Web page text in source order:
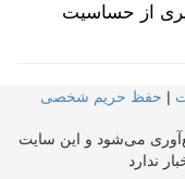
از حساسیت
| حفظ حریم شخصی
می‌شود و این سایت
ندارد